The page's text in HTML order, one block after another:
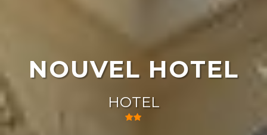
NOUVEL HOTEL
HOTEL